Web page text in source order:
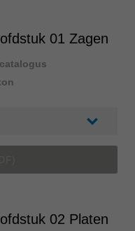
01 Zagen
02 Platen